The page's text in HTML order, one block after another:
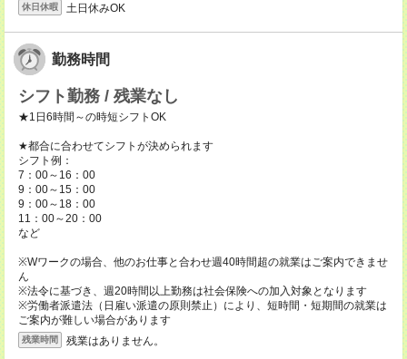
休日休暇 土日休みOK
勤務時間
シフト勤務 / 残業なし
★1日6時間～の時短シフトOK
★都合に合わせてシフトが決められます
シフト例：
7：00～16：00
9：00～15：00
9：00～18：00
11：00～20：00
など
※Wワークの場合、他のお仕事と合わせ週40時間超の就業はご案内できませ
ん
※法令に基づき、週20時間以上勤務は社会保険への加入対象となります
※労働者派遣法（日雇い派遣の原則禁止）により、短時間・短期間の就業は
ご案内が難しい場合があります
残業時間 残業はありません。